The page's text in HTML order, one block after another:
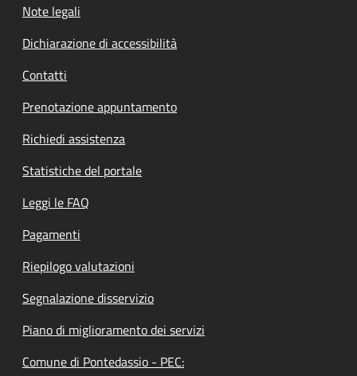
Note legali
Dichiarazione di accessibilità
Contatti
Prenotazione appuntamento
Richiedi assistenza
Statistiche del portale
Leggi le FAQ
Pagamenti
Riepilogo valutazioni
Segnalazione disservizio
Piano di miglioramento dei servizi
Comune di Pontedassio - PEC: